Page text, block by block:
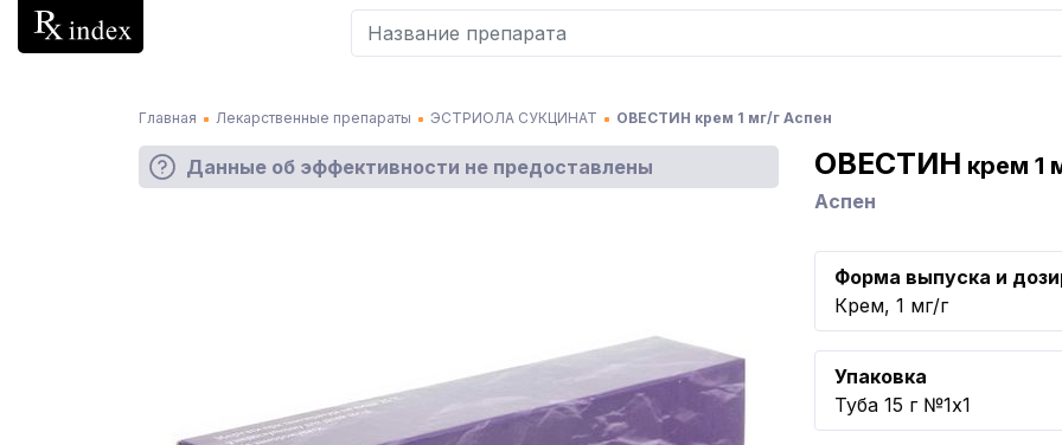
Главная Лекарственные препараты ЭСТРИОЛА СУКЦИНАТ ОВЕСТИН крем 1 мг/г Аспен
Данные об эффективности не предоставлены ОВЕСТИН крем 1
Аспен
Форма выпуска и
Крем, 1 мг/г
Упаковка
Туба 15 г №1x1